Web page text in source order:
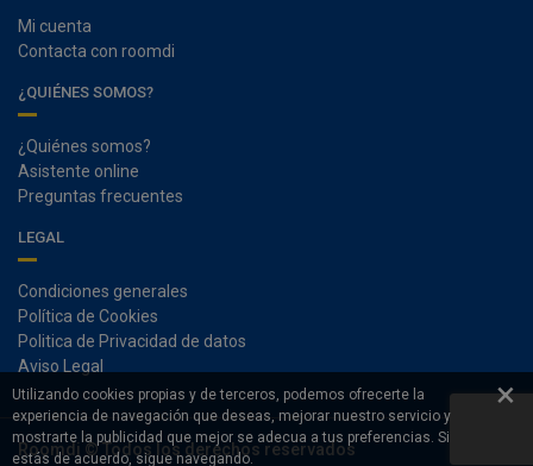
Utilizando cookies propias y de terceros, podemos ofrecerte la
experiencia de navegación que deseas, mejorar nuestro servicio y
mostrarte la publicidad que mejor se adecua a tus preferencias. Si
estás de acuerdo, sigue navegando.
×
Mi cuenta
Contacta con roomdi
¿QUIÉNES SOMOS?
¿Quiénes somos?
Asistente online
Preguntas frecuentes
LEGAL
Condiciones generales
Política de Cookies
Politica de Privacidad de datos
Aviso Legal
Roomdi © Todos los derechos reservados